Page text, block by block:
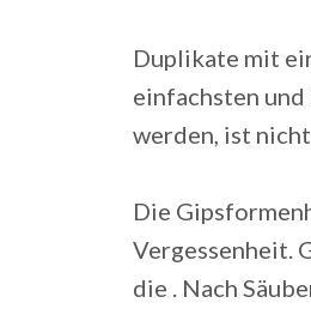
Duplikate mit
einfachsten
werden, ist
Die
Vergessenheit.
die . Nach